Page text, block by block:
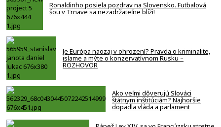
Ronaldinho posiela pozdrav na Slovensko. Futbalová
šou v Trnave sa nezadržateľne blíži!
Je Európa naozaj v ohrození? Pravda o kriminalite,
islame a mýte o konzervatívnom Rusku –
ROZHOVOR
Ako veľmi dôverujú Slováci
štátnym inštitúciám? Najhoršie
dopadla vláda a parlament